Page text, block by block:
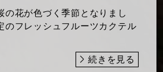
の花が色づく季節となりまし
のフレッシュフルーツカクテル
続きを見る